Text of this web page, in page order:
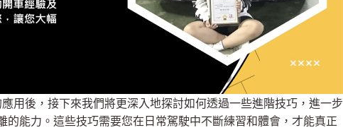
用後，接下來我們將更深入地探討如何透過一些進階技巧，進一步
的能力。這些技巧需要您在日常駕駛中不斷練習和體會，才能真正